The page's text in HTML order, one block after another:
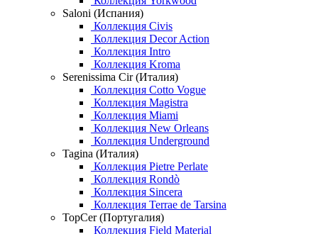
Saloni (Испания)
Коллекция Civis
Коллекция Decor Action
Коллекция Intro
Коллекция Kroma
Serenissima Cir (Италия)
Коллекция Cotto Vogue
Коллекция Magistra
Коллекция Miami
Коллекция New Orleans
Коллекция Underground
Tagina (Италия)
Коллекция Pietre Perlate
Коллекция Rondò
Коллекция Sincera
Коллекция Terrae de Tarsina
TopCer (Португалия)
Коллекция Field Material